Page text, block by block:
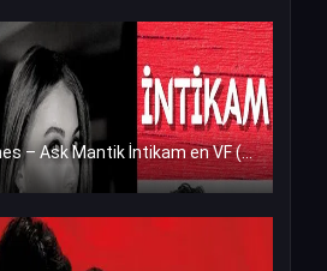
Les Amants Destines – Ask Mantik İntikam en VF (Voix Francaise)